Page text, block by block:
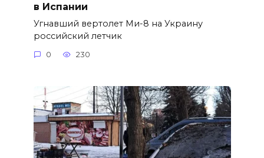
в Испании
Угнавший вертолет Ми-8 на Украину
российский летчик
0 230